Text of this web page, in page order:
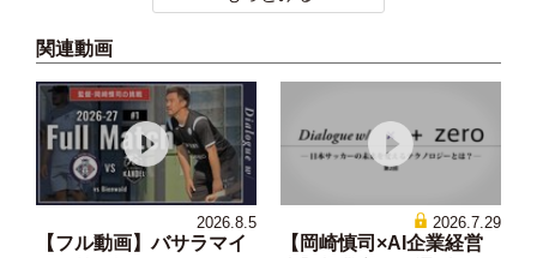
関連動画
2026.8.5
【フル動画】バサラマイ
2026.7.29
【岡崎慎司×AI企業経営